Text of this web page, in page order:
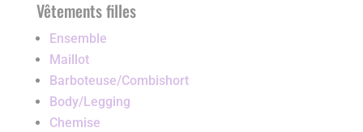
Vêtements filles
Ensemble
Maillot
Barboteuse/Combishort
Body/Legging
Chemise